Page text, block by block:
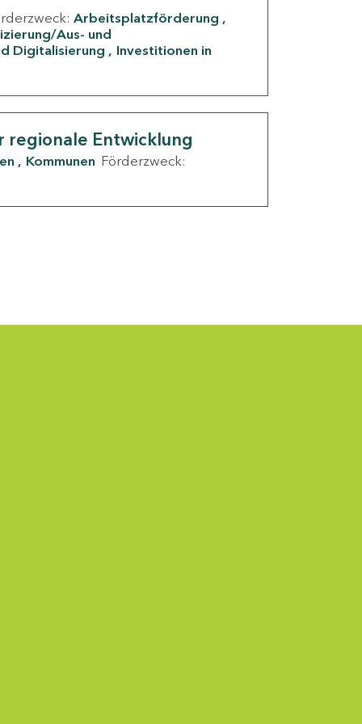
Arbeitsplatzförderung
Aus- und
Digitalisierung
Investitionen in
Entwicklung
Kommunen Förderzweck: